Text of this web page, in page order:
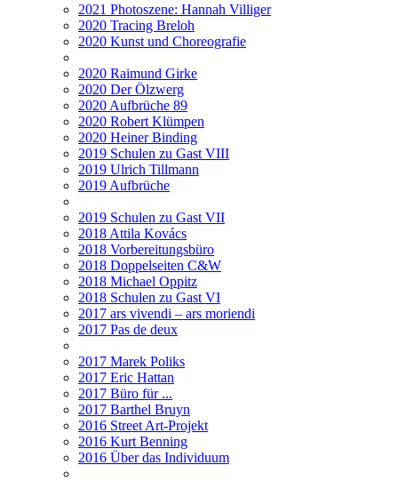
2021 Photoszene: Hannah Villiger
2020 Tracing Breloh
2020 Kunst und Choreografie
2020 Raimund Girke
2020 Der Ölzwerg
2020 Aufbrüche 89
2020 Robert Klümpen
2020 Heiner Binding
2019 Schulen zu Gast VIII
2019 Ulrich Tillmann
2019 Aufbrüche
2019 Schulen zu Gast VII
2018 Attila Kovács
2018 Vorbereitungsbüro
2018 Doppelseiten C&W
2018 Michael Oppitz
2018 Schulen zu Gast VI
2017 ars vivendi – ars moriendi
2017 Pas de deux
2017 Marek Poliks
2017 Eric Hattan
2017 Büro für ...
2017 Barthel Bruyn
2016 Street Art-Projekt
2016 Kurt Benning
2016 Über das Individuum